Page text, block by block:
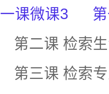
一课微课3
第二课 检索
第三课 检索